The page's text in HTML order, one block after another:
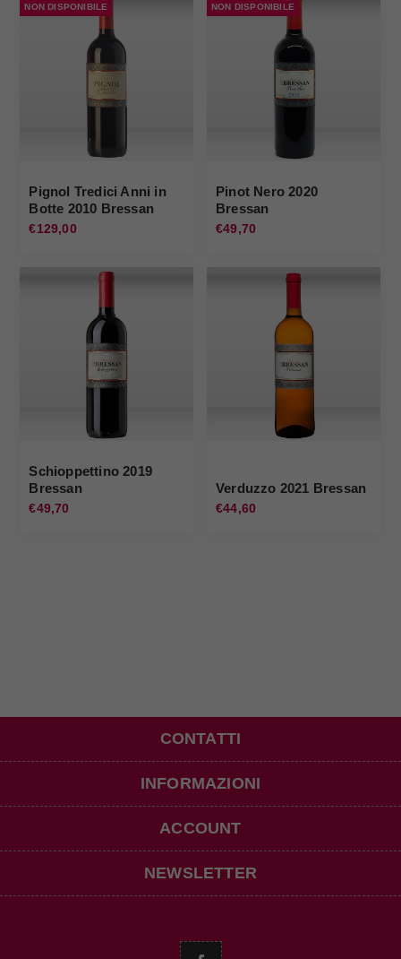
NON DISPONIBILE
Pignol Tredici Anni in
Botte 2010 Bressan
€129,00
NON DISPONIBILE
Pinot Nero 2020
Bressan
€49,70
Schioppettino 2019
Bressan
€49,70
Verduzzo 2021 Bressan
€44,60
CONTATTI
INFORMAZIONI
ACCOUNT
NEWSLETTER